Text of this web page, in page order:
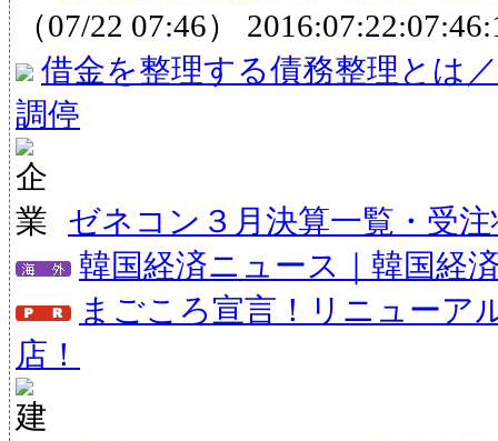
（07/22 07:46）
借金を整理する債務整理とは
調停
ゼネコン３月決算一覧・受
韓国経済ニュース｜韓国経
まごころ宣言！リニューア
店！